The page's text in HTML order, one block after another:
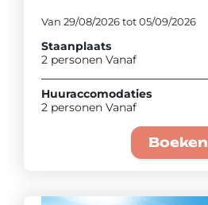
Van 29/08/2026 tot 05/09/2026
Staanplaats
2 personen Vanaf
Huuraccomodaties
2 personen Vanaf
Boeken